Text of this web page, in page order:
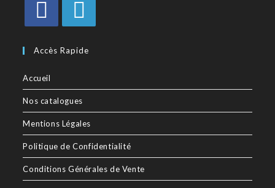
Accès Rapide
Accueil
Nos catalogues
Mentions Légales
Politique de Confidentialité
Conditions Générales de Vente